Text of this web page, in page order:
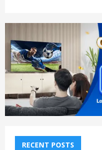
RECENT POSTS